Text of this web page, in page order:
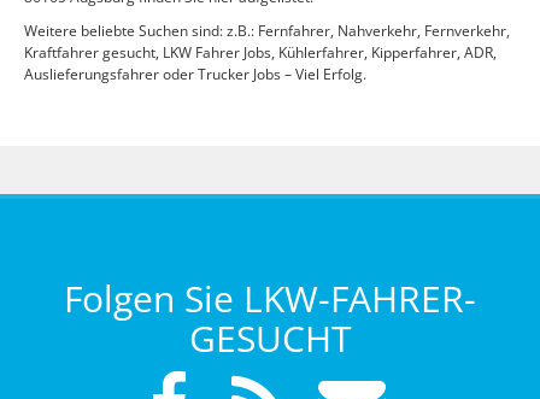
Weitere beliebte Suchen sind: z.B.: Fernfahrer, Nahverkehr, Fernverkehr,
Kraftfahrer gesucht, LKW Fahrer Jobs, Kühlerfahrer, Kipperfahrer, ADR,
Auslieferungsfahrer oder Trucker Jobs – Viel Erfolg.
Folgen Sie LKW-FAHRER-
GESUCHT